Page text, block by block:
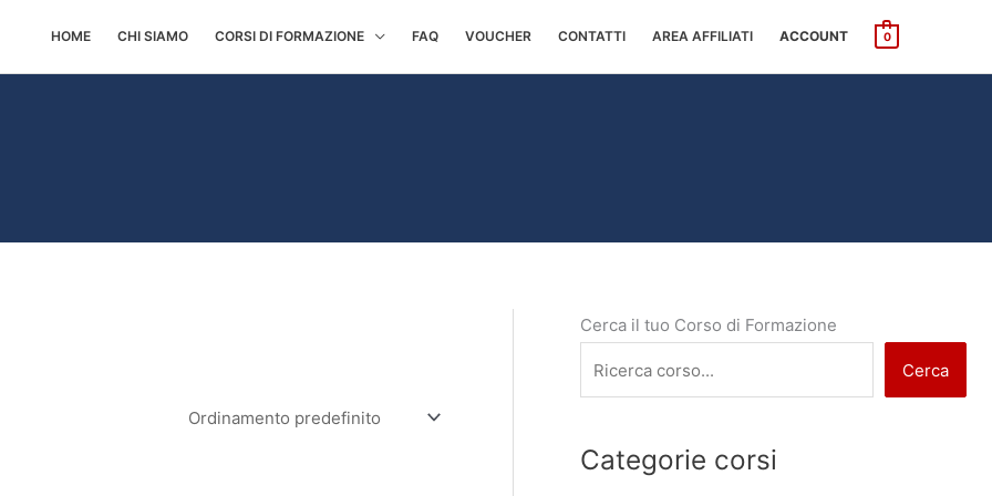
HOME CHI SIAMO CORSI DI FORMAZIONE FAQ VOUCHER CONTATTI AREA AFFILIATI ACCOUNT 0
Cerca il tuo Corso di Formazione
Cerca
Categorie corsi